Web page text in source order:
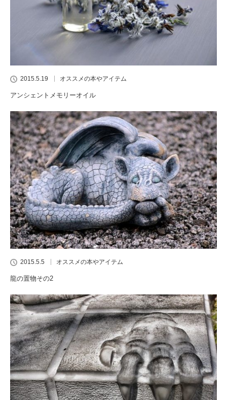
2015.5.19 オススメの本やアイテム
アンシェントメモリーオイル
2015.5.5 オススメの本やアイテム
龍の置物その2